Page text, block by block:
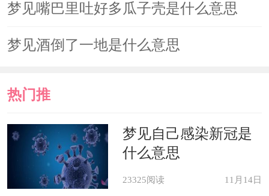
梦见嘴巴里吐好多瓜子壳是什么意思
梦见酒倒了一地是什么意思
热门推
荐
梦见自己感染新冠是
什么意思
23325阅读 11月14日